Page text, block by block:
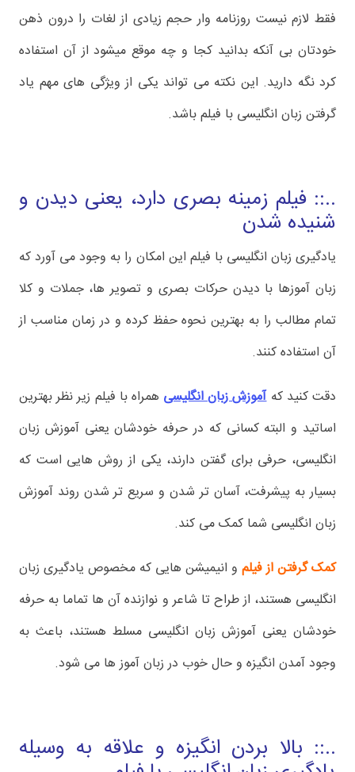
فقط لازم نیست روزنامه وار حجم زیادی از لغات را درون ذهن
خودتان بی آنکه بدانید کجا و چه موقع میشود از آن استفاده
کرد نگه دارید. این نکته می تواند یکی از ویژگی های مهم یاد
گرفتن زبان انگلیسی با فیلم باشد.
..:: فیلم زمینه بصری دارد، یعنی دیدن و
شنیده شدن
یادگیری زبان انگلیسی با فیلم این امکان را به وجود می آورد که
زبان آموزها با دیدن حرکات بصری و تصویر ها، جملات و کلا
تمام مطالب را به بهترین نحوه حفظ کرده و در زمان مناسب از
آن استفاده کنند.
دقت کنید کهآموزش زبان انگلیسی همراه با فیلم زیر نظر بهترین
اساتید و البته کسانی که در حرفه خودشان یعنی آموزش زبان
انگلیسی، حرفی برای گفتن دارند، یکی از روش هایی است که
بسیار به پیشرفت، آسان تر شدن و سریع تر شدن روند آموزش
زبان انگلیسی شما کمک می کند.
کمک گرفتن از فیلم و انیمیشن هایی که مخصوص یادگیری زبان
انگلیسی هستند، از طراح تا شاعر و نوازنده آن ها تماما به حرفه
خودشان یعنی آموزش زبان انگلیسی مسلط هستند، باعث به
وجود آمدن انگیزه و حال خوب در زبان آموز ها می شود.
..:: بالا بردن انگیزه و علاقه به وسیله